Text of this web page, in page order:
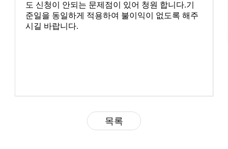
도 신청이 안되는 문제점이 있어 청원 합니다.기
준일을 동일하게 적용하여 불이익이 없도록 해주
시길 바랍니다.
목록